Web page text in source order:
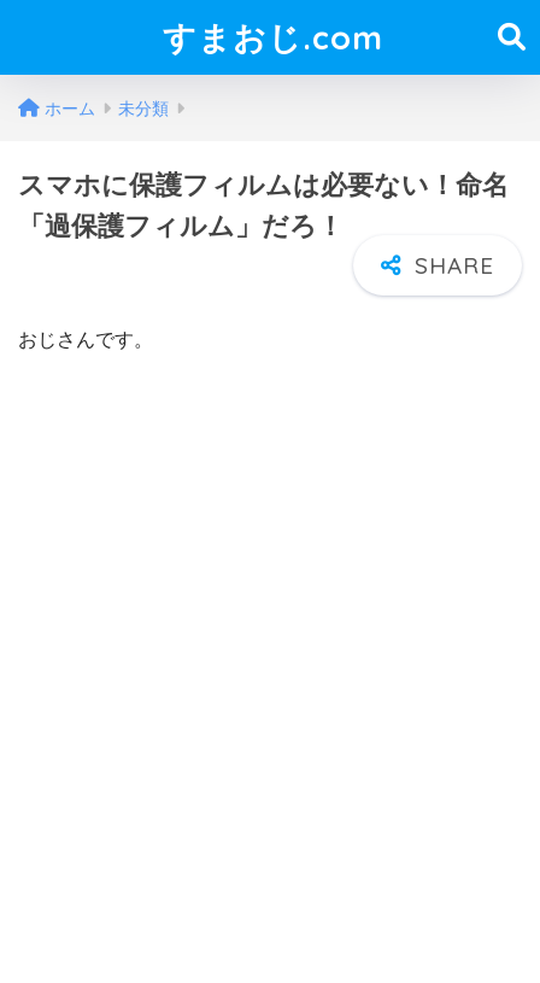
すまおじ.com
ホーム 未分類
スマホに保護フィルムは必要ない！命名
「過保護フィルム」だろ！
おじさんです。